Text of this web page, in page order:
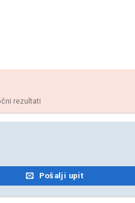
rezultati
Pošalji upit